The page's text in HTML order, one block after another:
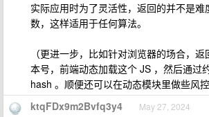
实际应用时为了灵活性，返回的并不是
数，这样适用于任何算法。
（更进一步，比如针对浏览器的场合，
本号，前端动态加载这个 JS ，然后通过
hash 。顺便还可以在动态模块里做些风控
ktqFDx9m2Bvfq3y4 May 27, 2024